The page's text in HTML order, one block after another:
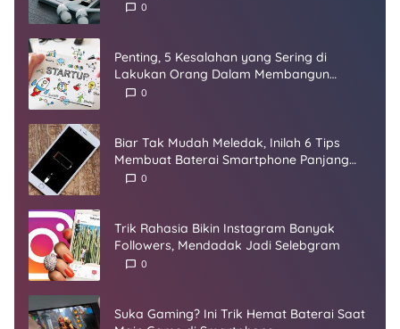
0
Penting, 5 Kesalahan yang Sering di
Lakukan Orang Dalam Membangun
Startup
0
Biar Tak Mudah Meledak, Inilah 6 Tips
Membuat Baterai Smartphone Panjang
Umur
0
Trik Rahasia Bikin Instagram Banyak
Followers, Mendadak Jadi Selebgram
0
Suka Gaming? Ini Trik Hemat Baterai Saat